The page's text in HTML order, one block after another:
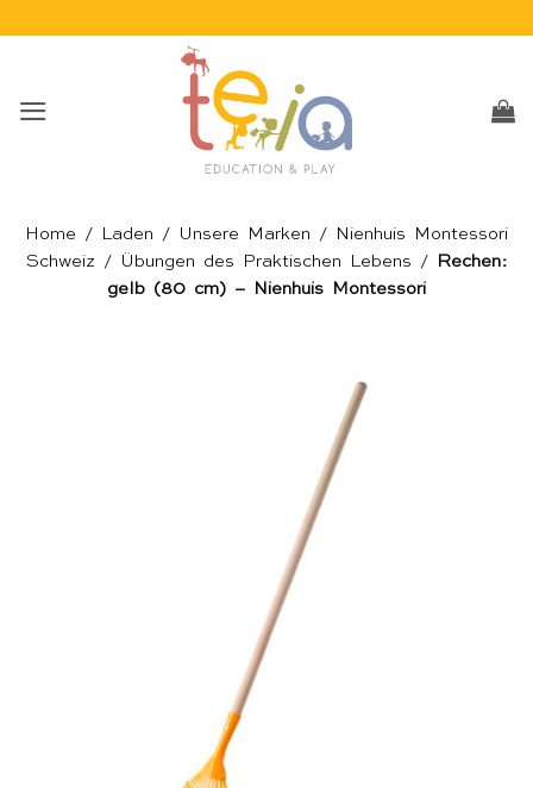
Home / Laden / Unsere Marken /
Nienhuis Montessori
Schweiz / Übungen des Praktischen Lebens /
Rechen:
gelb (80 cm) – Nienhuis Montessori